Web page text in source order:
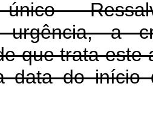
único -
urgência, a
que trata este
data do início